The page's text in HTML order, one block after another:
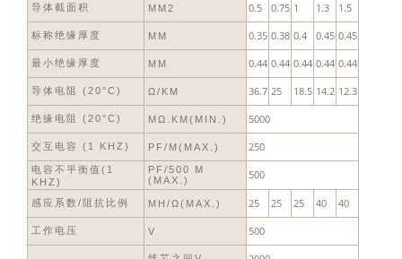
导体截面积 MM2 0.5 0.75 1 1.3 1.5
标称绝缘厚度 MM 0.35 0.38 0.4 0.45 0.45
最小绝缘厚度 MM 0.44 0.44 0.44 0.44 0.44
导体电阻 (20°C) Ω/KM 36.7 25 18.5 14.2 12.3
绝缘电阻 (20°C) MΩ.KM(MIN.) 5000
交互电容 (1 KHZ) PF/M(MAX.) 250
电容不平衡值(1
KHZ)
PF/500 M
(MAX.)
500
感应系数/阻抗比例 ΜH/Ω(MAX.) 25 25 25 40 40
工作电压 V 500